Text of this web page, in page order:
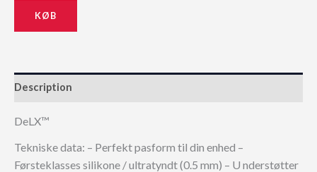
KØB
Description
DeLX™
Tekniske data: – Perfekt pasform til din enhed –
Førsteklasses silikone / ultratyndt (0.5 mm) – U nderstøtter